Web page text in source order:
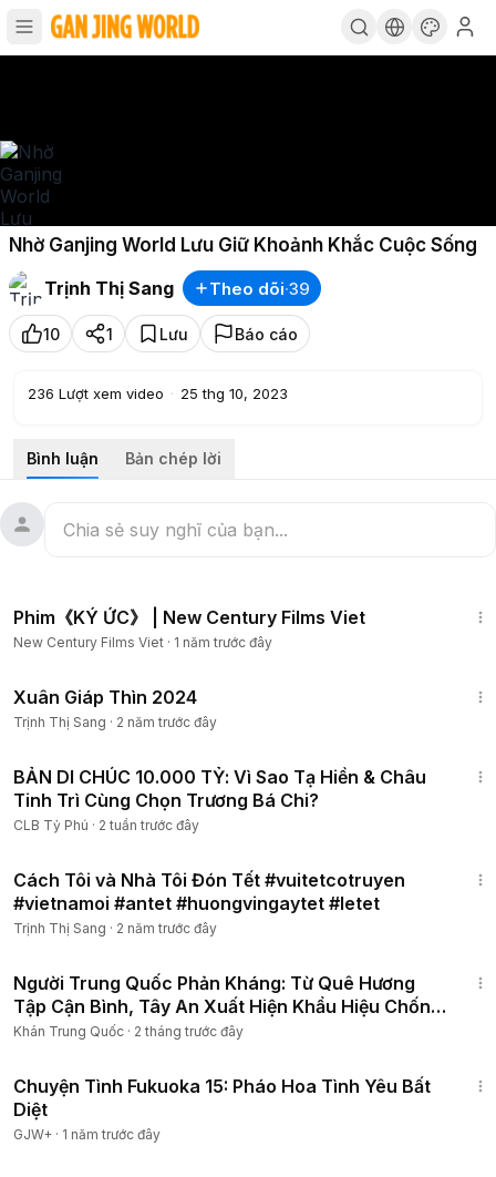
Nhờ Ganjing World Lưu Giữ Khoảnh Khắc Cuộc Sống
Trịnh Thị Sang
Theo dõi·39
10 1 Lưu Báo cáo
236 Lượt xem video · 25 thg 10, 2023
Bình luận Bản chép lời
Phim《KÝ ỨC》 | New Century Films Viet
New Century Films Viet · 1 năm trước đây
Xuân Giáp Thìn 2024
Trịnh Thị Sang · 2 năm trước đây
BẢN DI CHÚC 10.000 TỶ: Vì Sao Tạ Hiền & Châu
Tinh Trì Cùng Chọn Trương Bá Chi?
CLB Tỷ Phú · 2 tuần trước đây
Cách Tôi và Nhà Tôi Đón Tết #vuitetcotruyen
#vietnamoi #antet #huongvingaytet #letet
Trịnh Thị Sang · 2 năm trước đây
Người Trung Quốc Phản Kháng: Từ Quê Hương
Tập Cận Bình, Tây An Xuất Hiện Khẩu Hiệu Chống
Tập
Khán Trung Quốc · 2 tháng trước đây
Chuyện Tình Fukuoka 15: Pháo Hoa Tình Yêu Bất
Diệt
GJW+ · 1 năm trước đây